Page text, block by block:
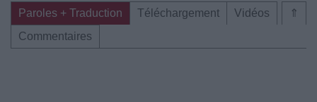
⇑
Paroles + Traduction Téléchargement
Vidéos
Commentaires